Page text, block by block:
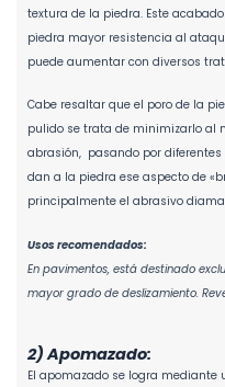
textura de la piedra. Este
piedra mayor resistencia al
puede aumentar con diversos
Cabe resaltar que el poro de la
pulido se trata de minimizarlo al
abrasión, pasando por
dan a la piedra ese aspecto de
principalmente el abrasivo
Usos recomendados:
En pavimentos, está destinado
mayor grado de deslizamiento.
2) Apomazado:
El apomazado se logra mediante